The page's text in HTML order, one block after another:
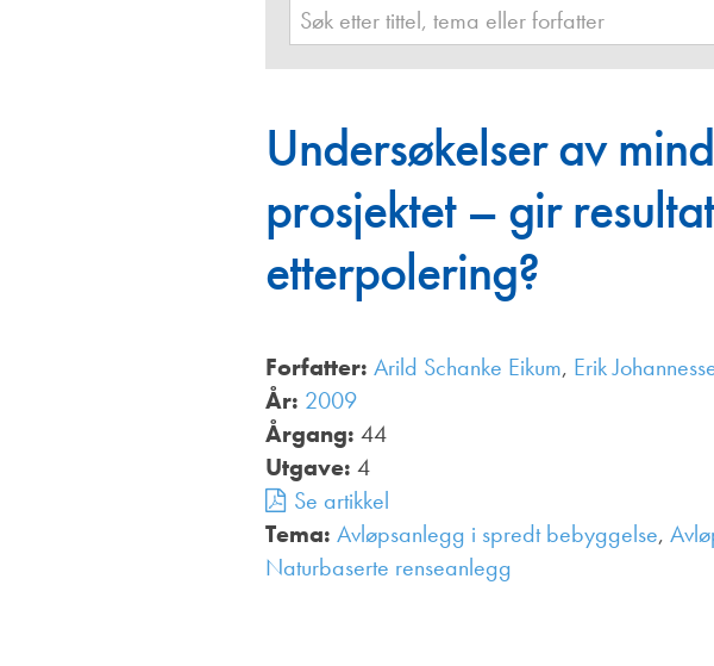
Retningslinjer for skriving i VANN
Undersøkelser av
prosjektet – gir
etterpolering?
Forfatter: Arild Schanke Eikum, Erik
År: 2009
Årgang: 44
Utgave: 4
Se artikkel
Tema: Avløpsanlegg i spredt bebyggelse,
Naturbaserte renseanlegg